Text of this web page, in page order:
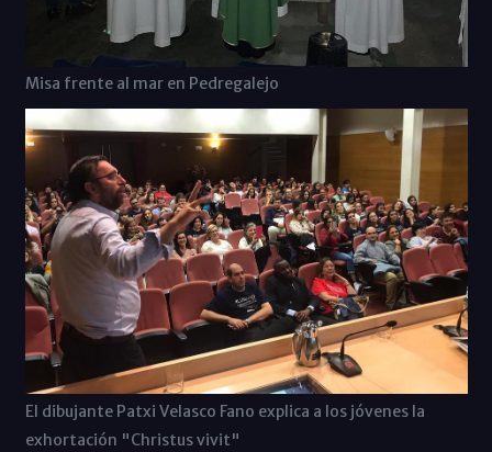
Misa frente al mar en Pedregalejo
El dibujante Patxi Velasco Fano explica a los jóvenes la
exhortación "Christus vivit"